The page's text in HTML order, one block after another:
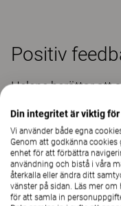
Positiv
Helene berättar att
enligt plan och att
och planerade.
trevliga, kunniga
Vi har fått nya
behagliga färger,
Din integritet är viktig för
Vi använder både egna
Genom att godkänna
enhet för att förbättra
användning och bistå i våra
återkalla eller ändra ditt
vänster på sidan. Läs mer
för att samla in